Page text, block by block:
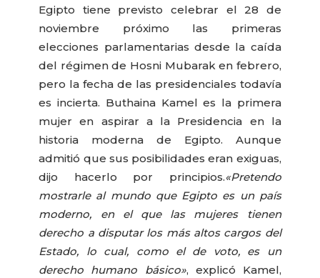
Egipto tiene previsto celebrar el 28 de
noviembre próximo las primeras
elecciones parlamentarias desde la caída
del régimen de Hosni Mubarak en febrero,
pero la fecha de las presidenciales todavía
es incierta. Buthaina Kamel es la primera
mujer en aspirar a la Presidencia en la
historia moderna de Egipto. Aunque
admitió que sus posibilidades eran exiguas,
dijo hacerlo por principios.«Pretendo
mostrarle al mundo que Egipto es un país
moderno, en el que las mujeres tienen
derecho a disputar los más altos cargos del
Estado, lo cual, como el de voto, es un
derecho humano básico», explicó Kamel,